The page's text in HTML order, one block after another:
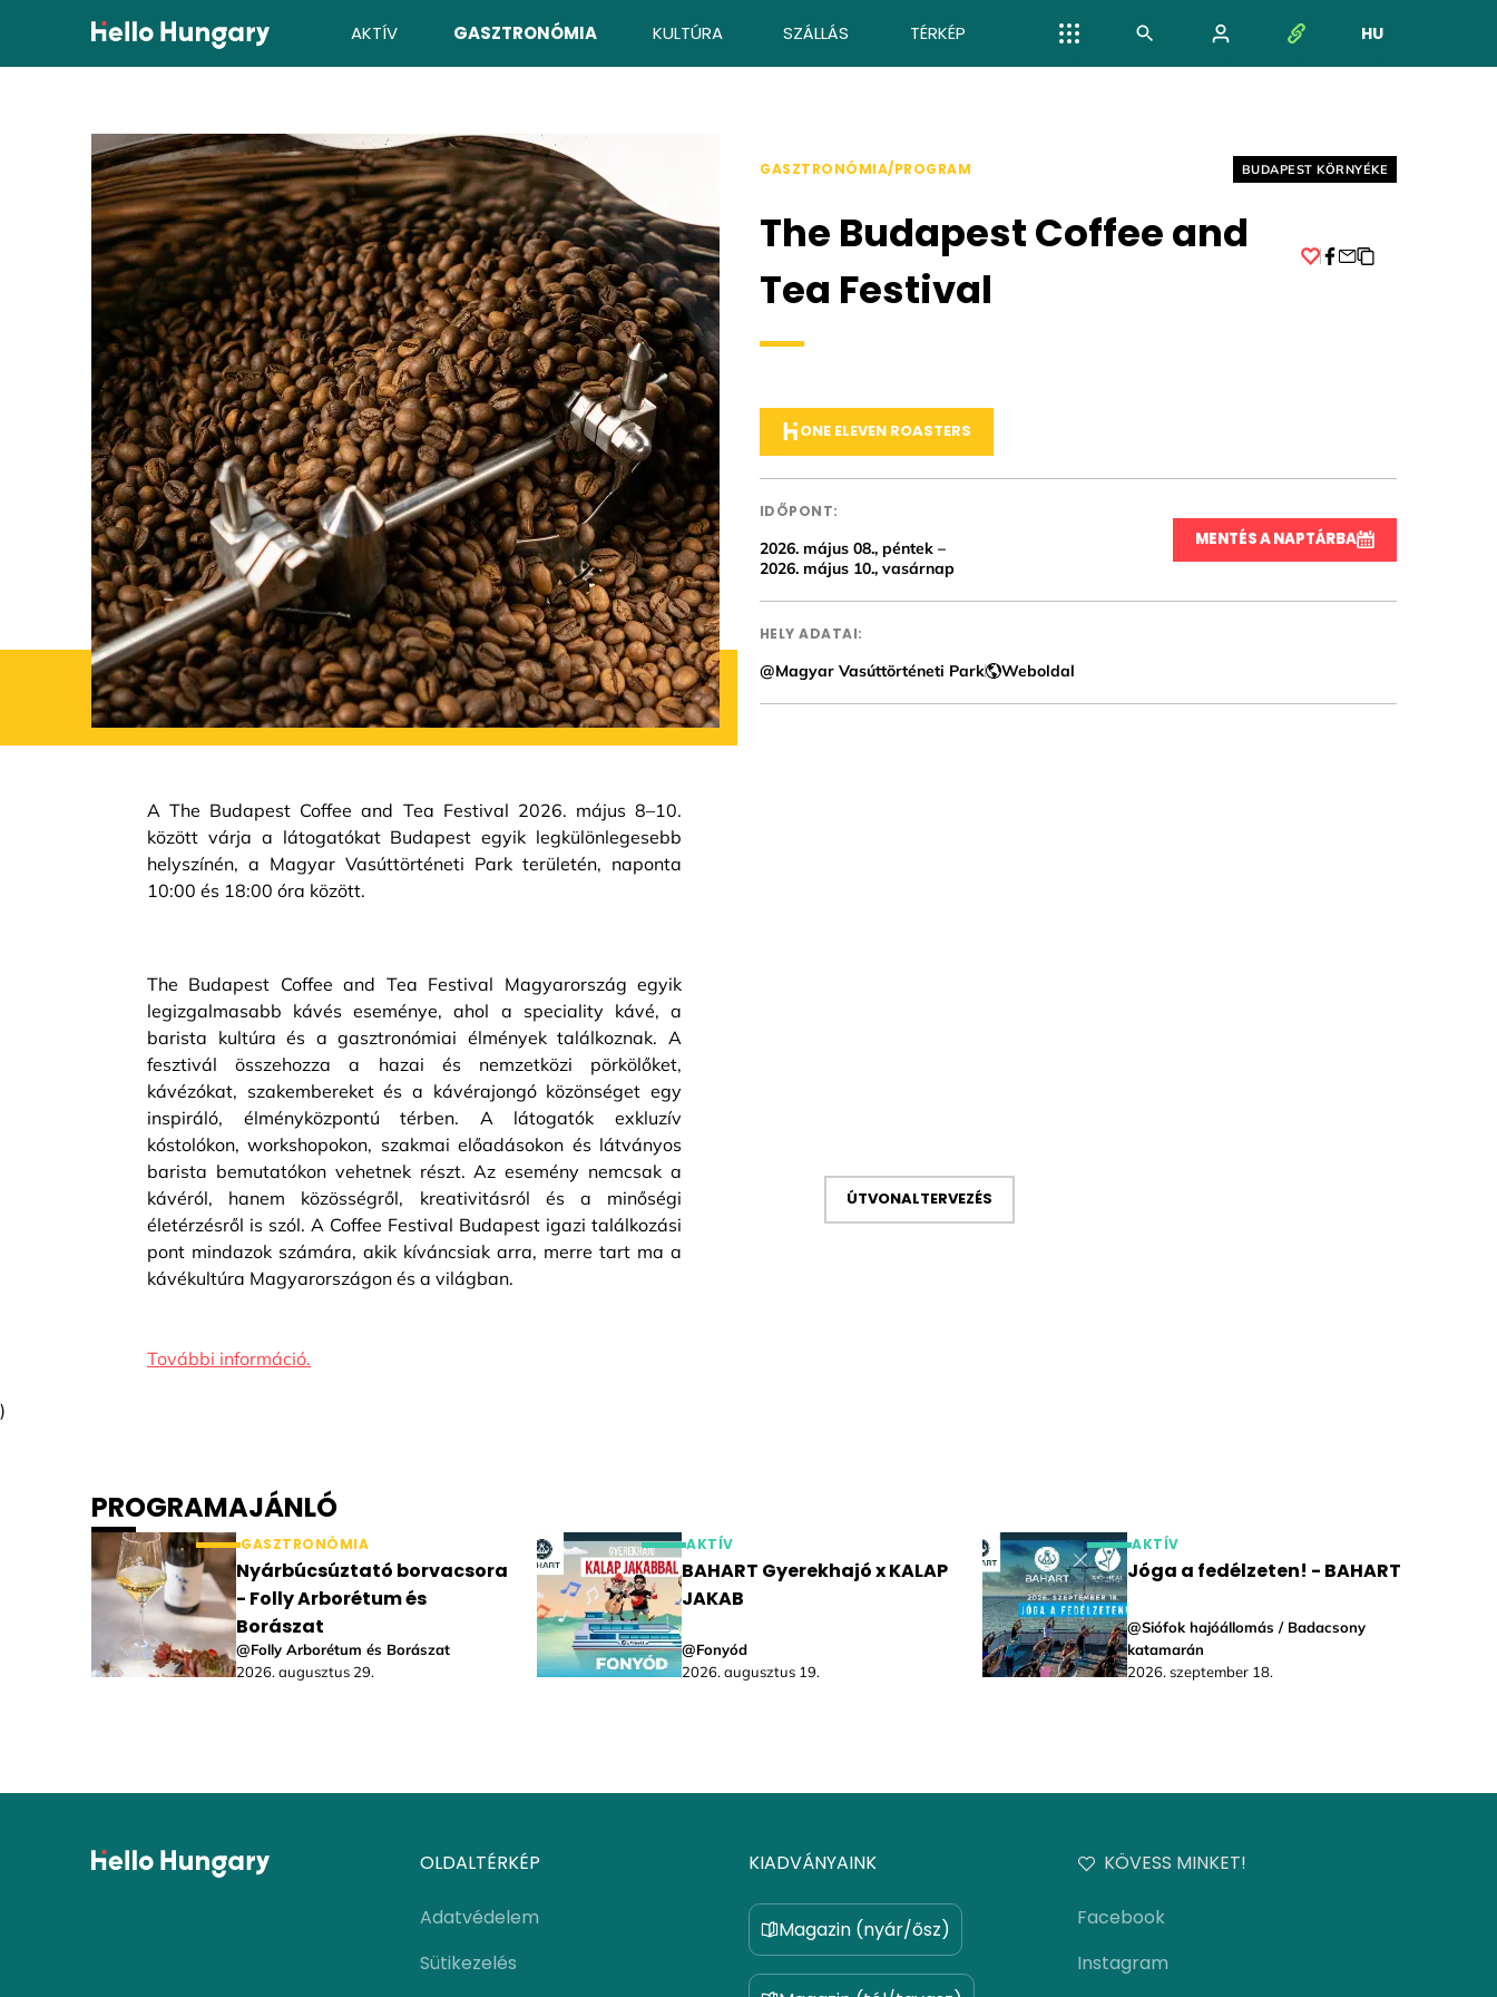
Ugrás a tartalomhoz AKTÍV GASZTRONÓMIA KULTÚRA SZÁLLÁS TÉRKÉP HU
NYELV
GASZTRONÓMIA/PROGRAM Helyszín címkék:
BUDAPEST KÖRNYÉKE
The Budapest Coffee and
Tea Festival
ONE ELEVEN ROASTERS
IDŐPONT:
2026. május 08., péntek –
2026. május 10., vasárnap
MENTÉS A NAPTÁRBA
HELY ADATAI:
@Magyar Vasúttörténeti Park Weboldal
A The Budapest Coffee and Tea Festival 2026. május 8–10.
között várja a látogatókat Budapest egyik legkülönlegesebb
helyszínén, a Magyar Vasúttörténeti Park területén, naponta
10:00 és 18:00 óra között.
The Budapest Coffee and Tea Festival Magyarország egyik
legizgalmasabb kávés eseménye, ahol a speciality kávé, a
barista kultúra és a gasztronómiai élmények találkoznak. A
fesztivál összehozza a hazai és nemzetközi pörkölőket,
kávézókat, szakembereket és a kávérajongó közönséget egy
inspiráló, élményközpontú térben. A látogatók exkluzív
kóstolókon, workshopokon, szakmai előadásokon és látványos
barista bemutatókon vehetnek részt. Az esemény nemcsak a
kávéról, hanem közösségről, kreativitásról és a minőségi
életérzésről is szól. A Coffee Festival Budapest igazi találkozási
pont mindazok számára, akik kíváncsiak arra, merre tart ma a
kávékultúra Magyarországon és a világban.
További információ.
ÚTVONALTERVEZÉS
)
PROGRAMAJÁNLÓ
GASZTRONÓMIA
Nyárbúcsúztató borvacsora
- Folly Arborétum és
Borászat
@Folly Arborétum és Borászat
2026. augusztus 29.
AKTÍV
BAHART Gyerekhajó x KALAP
JAKAB
@Fonyód
2026. augusztus 19.
AKTÍV
Jóga a fedélzeten! - BAHART
@Siófok hajóállomás / Badacsony
katamarán
2026. szeptember 18.
OLDALTÉRKÉP
Adatvédelem
Sütikezelés
KIADVÁNYAINK
Magazin (nyár/ősz)
KÖVESS MINKET!
Facebook
Instagram